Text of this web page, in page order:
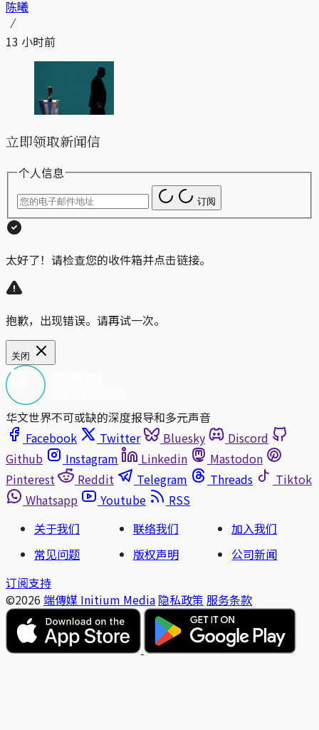
陈曦
13 小时前
立即领取新闻信
个人信息
订阅
太好了！请检查您的收件箱并点击链接。
抱歉，出现错误。请再试一次。
关闭
华文世界不可或缺的深度报导和多元声音
Facebook
Twitter Bluesky
Discord
Github
Instagram Linkedin
Mastodon
Pinterest
Reddit Telegram Threads
Tiktok
Whatsapp
Youtube
RSS
关于我们
联络我们
加入我们
常见问题
版权声明
公司新闻
订阅支持
©2026 端傳媒 Initium Media 隐私政策 服务条款